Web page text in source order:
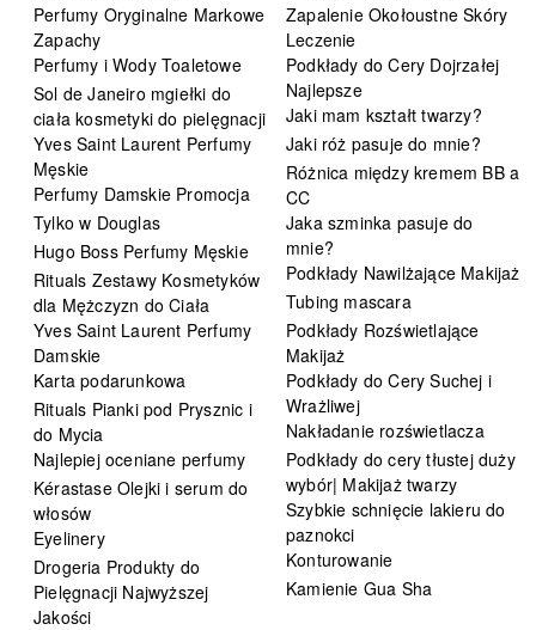
Perfumy Oryginalne Markowe
Zapachy
Perfumy i Wody Toaletowe
Sol de Janeiro mgiełki do
ciała kosmetyki do pielęgnacji
Yves Saint Laurent Perfumy
Męskie
Perfumy Damskie Promocja
Tylko w Douglas
Hugo Boss Perfumy Męskie
Rituals Zestawy Kosmetyków
dla Mężczyzn do Ciała
Yves Saint Laurent Perfumy
Damskie
Karta podarunkowa
Rituals Pianki pod Prysznic i
do Mycia
Najlepiej oceniane perfumy
Kérastase Olejki i serum do
włosów
Eyelinery
Drogeria Produkty do
Pielęgnacji Najwyższej
Jakości
Zapalenie Okołoustne Skóry
Leczenie
Podkłady do Cery Dojrzałej
Najlepsze
Jaki mam kształt twarzy?
Jaki róż pasuje do mnie?
Różnica między kremem BB a
CC
Jaka szminka pasuje do
mnie?
Podkłady Nawilżające Makijaż
Tubing mascara
Podkłady Rozświetlające
Makijaż
Podkłady do Cery Suchej i
Wrażliwej
Nakładanie rozświetlacza
Podkłady do cery tłustej duży
wybór| Makijaż twarzy
Szybkie schnięcie lakieru do
paznokci
Konturowanie
Kamienie Gua Sha